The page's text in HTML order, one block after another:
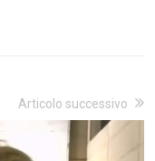
Articolo successivo